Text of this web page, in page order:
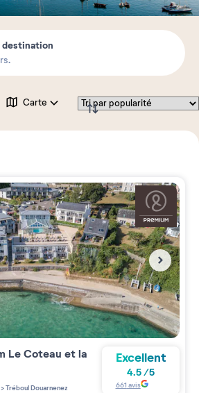
destination
Carte
Le Coteau et la
>Tréboul Douarnenez
Excellent
4.5/5
661 avis